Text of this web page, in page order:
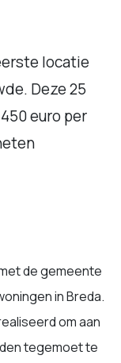
locatie
Deze 25
euro per
de gemeente
in Breda.
om aan
tegemoet te